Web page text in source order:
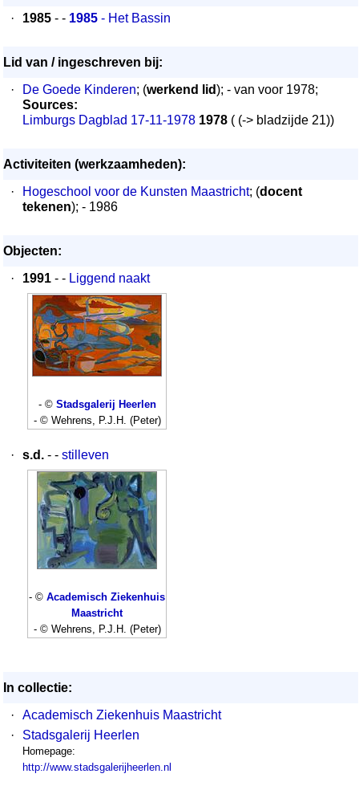
· 1985 - - 1985 - Het Bassin
Lid van / ingeschreven bij:
·
De Goede Kinderen; (werkend lid); - van voor 1978;
Sources:
Limburgs Dagblad 17-11-1978 1978 ( (-> bladzijde 21))
Activiteiten (werkzaamheden):
·
Hogeschool voor de Kunsten Maastricht; (docent
tekenen); - 1986
Objecten:
·
1991 - - Liggend naakt
- © Stadsgalerij Heerlen
- © Wehrens, P.J.H. (Peter)
· s.d. - - stilleven
- © Academisch Ziekenhuis
Maastricht
- © Wehrens, P.J.H. (Peter)
In collectie:
·
Academisch Ziekenhuis Maastricht
·
Stadsgalerij Heerlen
Homepage:
http://www.stadsgalerijheerlen.nl